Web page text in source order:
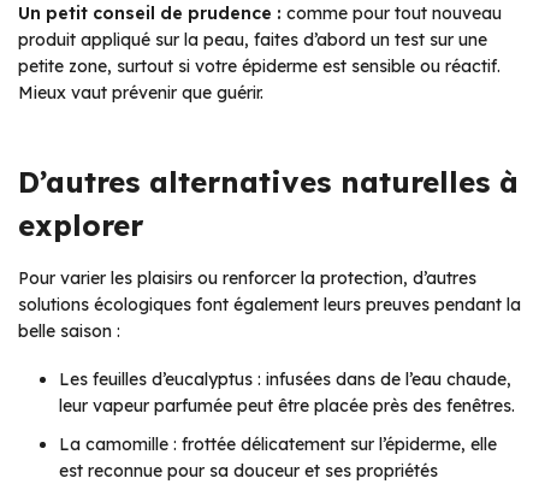
Un petit conseil de prudence : comme pour tout nouveau
produit appliqué sur la peau, faites d’abord un test sur une
petite zone, surtout si votre épiderme est sensible ou réactif.
Mieux vaut prévenir que guérir.
D’autres alternatives naturelles à
explorer
Pour varier les plaisirs ou renforcer la protection, d’autres
solutions écologiques font également leurs preuves pendant la
belle saison :
Les feuilles d’eucalyptus : infusées dans de l’eau chaude,
leur vapeur parfumée peut être placée près des fenêtres.
La camomille : frottée délicatement sur l’épiderme, elle
est reconnue pour sa douceur et ses propriétés